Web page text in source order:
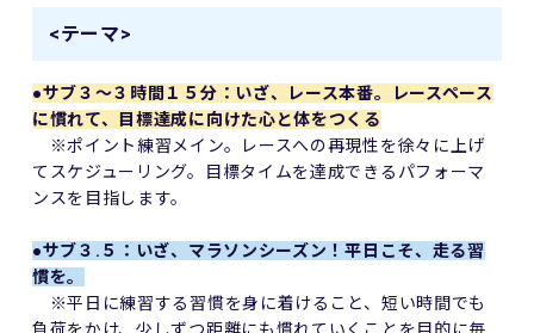
<テーマ>
●サブ３～３時間１５分：いざ、レース本番。レースペース
に慣れて、目標達成に向けた心と体をつくる
※ポイント練習メイン。レースへの再現性を徐々に上げ
てスケジューリング。目標タイムを達成できるパフォーマ
ンスを目指します。
●サブ３.５：いざ、マラソンシーズン！平日こそ、走る習
慣を。
※平日に練習する習慣を身に着けること、短い時間でも
負荷をかけ、少しずつ距離にも慣れていくことを目的に毎